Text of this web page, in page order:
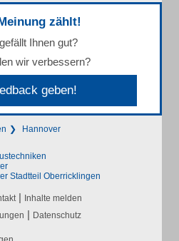
zählt!
Ihnen gut?
wir verbessern?
geben!
Hannover
Stadtteil Oberricklingen
| Inhalte melden
| Datenschutz